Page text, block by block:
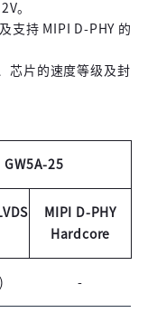
。
支持 MIPI D-PHY 的
芯片的速度等级及封
GW5A-25
MIPI D-PHY
Hardcore
-